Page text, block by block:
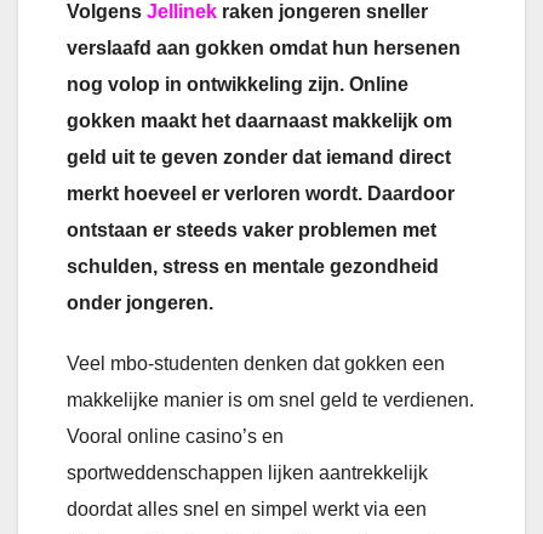
Volgens Jellinek raken jongeren sneller
verslaafd aan gokken omdat hun hersenen
nog volop in ontwikkeling zijn. Online
gokken maakt het daarnaast makkelijk om
geld uit te geven zonder dat iemand direct
merkt hoeveel er verloren wordt. Daardoor
ontstaan er steeds vaker problemen met
schulden, stress en mentale gezondheid
onder jongeren.
Veel mbo-studenten denken dat gokken een
makkelijke manier is om snel geld te verdienen.
Vooral online casino’s en
sportweddenschappen lijken aantrekkelijk
doordat alles snel en simpel werkt via een